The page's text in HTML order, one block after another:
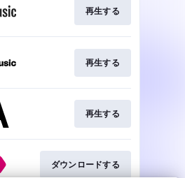
再生する
再生する
再生する
ダウンロードする